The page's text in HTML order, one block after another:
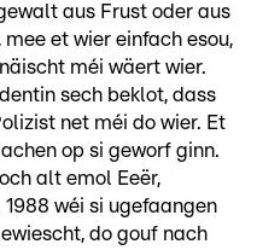
aus Frust oder aus
et wier einfach esou,
méi wäert wier.
sech beklot, dass
net méi do wier. Et
op si geworf ginn.
alt emol Eeër,
wéi si ugefaangen
do gouf nach